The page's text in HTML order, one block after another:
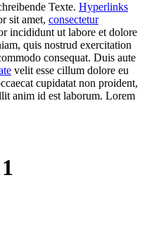
Texte. Hyperlinks
sit amet, consectetur
incididunt ut labore et dolore
quis nostrud exercitation
consequat. Duis aute
velit esse cillum dolore eu
cupidatat non proident,
anim id est laborum. Lorem